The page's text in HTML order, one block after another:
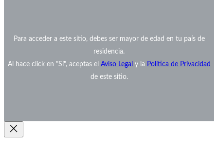
Para acceder a este sitio, debes ser mayor de edad en tu país de
residencia.
Al hace click en "Sí", aceptas el Aviso Legal y la Política de Privacidad
de este sitio.